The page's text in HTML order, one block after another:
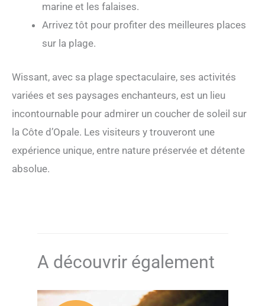
marine et les falaises.
Arrivez tôt pour profiter des meilleures places
sur la plage.
Wissant, avec sa plage spectaculaire, ses activités
variées et ses paysages enchanteurs, est un lieu
incontournable pour admirer un coucher de soleil sur
la Côte d’Opale. Les visiteurs y trouveront une
expérience unique, entre nature préservée et détente
absolue.
A découvrir également